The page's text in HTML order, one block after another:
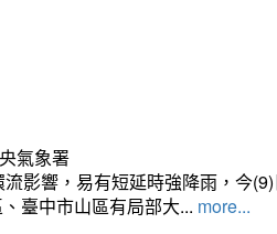
氣象署
影響，易有短延時強降雨，今
臺中市山區有局部大... more...